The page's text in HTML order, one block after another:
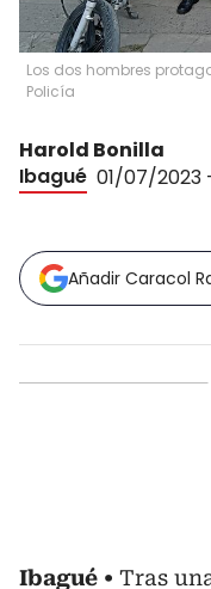
Los dos hombres
Policía
Harold Bonilla
Ibagué 01/07/2023
Añadir Caracol
Ibagué
Tras